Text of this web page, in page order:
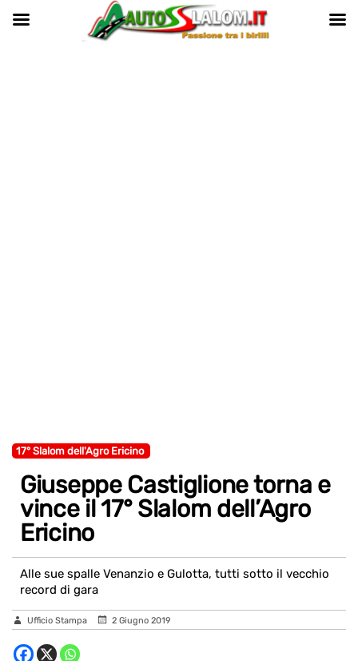
17° Slalom dell'Agro Ericino
Giuseppe Castiglione torna e
vince il 17° Slalom dell’Agro
Ericino
Alle sue spalle Venanzio e Gulotta, tutti sotto il vecchio
record di gara
Ufficio Stampa 2 Giugno 2019